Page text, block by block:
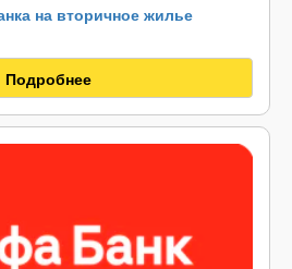
на вторичное жилье
Подробнее